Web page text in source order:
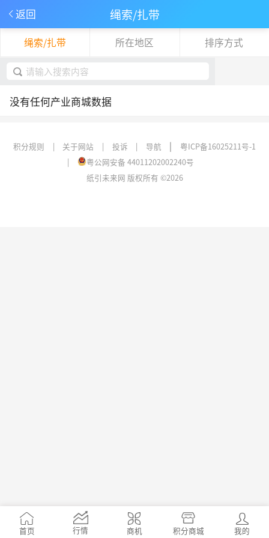
返回 绳索/扎带
绳索/扎带 所在地区 排序方式
下拉刷新
没有任何产业商城数据
积分规则 | 关于网站 | 投诉 | 导航 |
粤ICP备16025211号-1
|
粤公网安备 44011202002240号
纸引未来网 版权所有 ©2026
首页 行情 商机 积分商城 我的